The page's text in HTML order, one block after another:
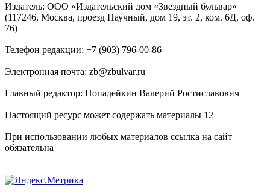
Издатель: ООО «Издательский дом «Звездный бульвар»
(117246, Москва, проезд Научный, дом 19, эт. 2, ком. 6Д, оф.
76)
Телефон редакции: +7 (903) 796-00-86
Электронная почта: zb@zbulvar.ru
Главный редактор: Попадейкин Валерий Ростиславович
Настоящий ресурс может содержать материалы 12+
При использовании любых материалов ссылка на сайт
обязательна